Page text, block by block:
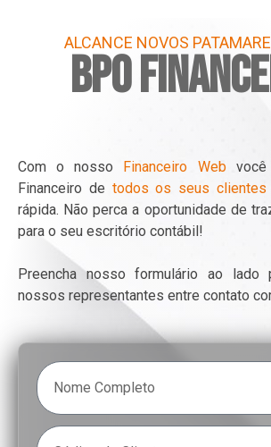
ALCANCE NOVOS
BPO
Com o nosso Financeiro Webvocê
Financeiro de todos os seus clientes
rápida. Não perca a oportunidade de
para o seu escritório contábil!
Preencha nosso formulário ao lado
nossos representantes entre contato